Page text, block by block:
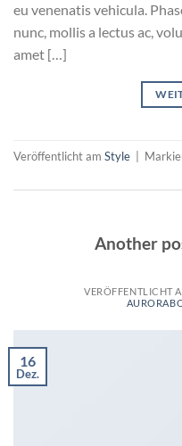
eu venenatis vehicula.
nunc, mollis a lectus ac,
amet […]
Veröffentlicht am Style
Another
VERÖFFENTLICHT
16
Dez.